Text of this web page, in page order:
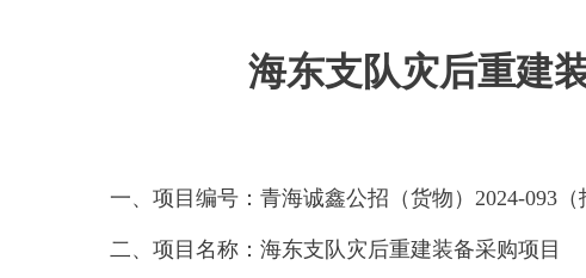
海东支队灾后重建
一、项目编号： 青海诚鑫公招（货物）2024-093
二、项目名称： 海东支队灾后重建装备采购项目